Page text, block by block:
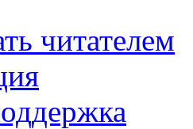
читателем